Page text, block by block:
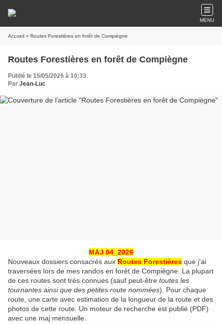
MENU
Accueil » Routes Forestières en forêt de Compiègne
Routes Forestières en forêt de Compiègne
Publié le 15/05/2026 à 10:33
Par Jean-Luc
MAJ 04_2026
Nouveaux dossiers consacrés aux Routes Forestières que j'ai
traversées lors de mes randos en forêt de Compiègne. La plupart
de ces routes sont très connues (sauf peut-être toutes les
tournantes ainsi que des petites route nommées). Pour chaque
route, une carte avec estimation de la longueur de la route et des
photos de cette route. Un moteur de recherche est publié (PDF)
avec une maj mensuelle.